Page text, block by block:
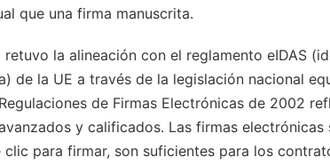
que una firma manuscrita.
retuvo la alineación con el reglamento eIDAS
de la UE a través de la legislación nacional
de Firmas Electrónicas de 2002
y calificados. Las firmas
para firmar, son suficientes para los